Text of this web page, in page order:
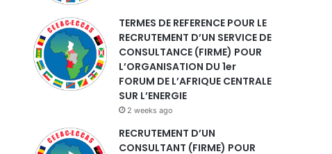
TERMES DE REFERENCE POUR LE
RECRUTEMENT D’UN SERVICE DE
CONSULTANCE (FIRME) POUR
L’ORGANISATION DU 1er
FORUM DE L’AFRIQUE CENTRALE
SUR L’ENERGIE
2 weeks ago
RECRUTEMENT D’UN
CONSULTANT (FIRME) POUR